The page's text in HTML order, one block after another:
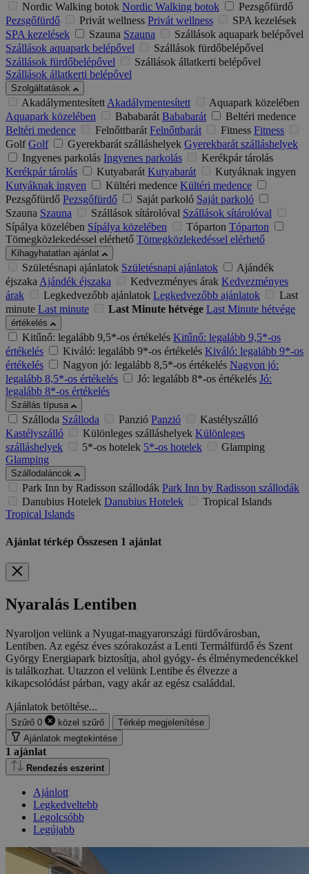
Nordic Walking botok Nordic Walking botok
Pezsgőfürdő
Pezsgőfürdő
Privát wellness Privát wellness
SPA kezelések
SPA kezelések
Szauna Szauna
Szállások aquapark belépővel
Szállások aquapark belépővel
Szállások fürdőbelépővel
Szállások fürdőbelépővel
Szállások állatkerti belépővel
Szállások állatkerti belépővel
Szolgáltatások
AkadálymentesítettAkadálymentesített
Aquapark közelében
Aquapark közelében
Bababarát Bababarát
Beltéri medence
Beltéri medence
Felnőttbarát Felnőttbarát Fitness Fitness
Golf Golf Gyerekbarát szálláshelyek Gyerekbarát szálláshelyek
Ingyenes parkolás Ingyenes parkolás
Kerékpár tárolás
Kerékpár tárolás
Kutyabarát Kutyabarát
Kutyáknak ingyen
Kutyáknak ingyen
Kültéri medence Kültéri medence
Pezsgőfürdő Pezsgőfürdő Saját parkoló Saját parkoló
Szauna Szauna Szállások sítárolóval Szállások sítárolóval
Sípálya közelében Sípálya közelében Tóparton Tóparton
Tömegközlekedéssel elérhető Tömegközlekedéssel elérhető
Kihagyhatatlan ajánlat
Születésnapi ajánlatok Születésnapi ajánlatok
Ajándék
éjszakaAjándék éjszaka Kedvezményes árak Kedvezményes
árak
Legkedvezőbb ajánlatok Legkedvezőbb ajánlatok
Last
minute Last minute Last Minute hétvége Last Minute hétvége
értékelés
Kitűnő: legalább 9,5*-os értékelés Kitűnő: legalább 9,5*-os
értékelés
Kiváló: legalább 9*-os értékelés Kiváló: legalább 9*-os
értékelés
Nagyon jó: legalább 8,5*-os értékelés Nagyon jó:
legalább 8,5*-os értékelés
Jó: legalább 8*-os értékelés Jó:
legalább 8*-os értékelés
Szállás típusa
Szálloda Szálloda Panzió Panzió
Kastélyszálló
Kastélyszálló
Különleges szálláshelyek Különleges
szálláshelyek
5*-os hotelek 5*-os hotelek
Glamping
Glamping
Szállodaláncok
Park Inn by Radisson szállodák Park Inn by Radisson szállodák
Danubius Hotelek Danubius Hotelek
Tropical Islands
Tropical Islands
Ajánlat térkép Összesen 1 ajánlat
Nyaralás Lentiben
Nyaroljon velünk a Nyugat-magyarországi fürdővárosban,
Lentiben. Az egész éves szórakozást a Lenti Termálfürdő és Szent
György Energiapark biztosítja, ahol gyógy- és élménymedencékkel
is találkozhat. Utazzon el velünk Lentibe és élvezze a
kikapcsolódást párban, vagy akár az egész családdal.
Ajánlatok betöltése...
Szűrő 0 közel szűrő
Térkép megjelenítése
Ajánlatok megtekintése
1 ajánlat
Rendezés eszerint
Ajánlott
Legkedveltebb
Legolcsóbb
Legújabb